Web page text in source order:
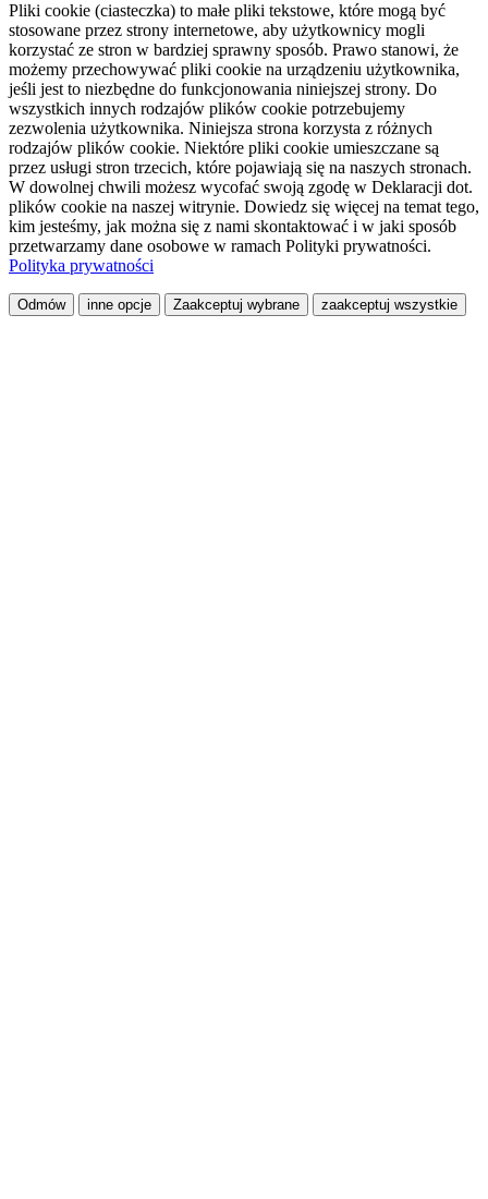
Pliki cookie (ciasteczka) to małe pliki tekstowe, które mogą być
stosowane przez strony internetowe, aby użytkownicy mogli
korzystać ze stron w bardziej sprawny sposób. Prawo stanowi, że
możemy przechowywać pliki cookie na urządzeniu użytkownika,
jeśli jest to niezbędne do funkcjonowania niniejszej strony. Do
wszystkich innych rodzajów plików cookie potrzebujemy
zezwolenia użytkownika. Niniejsza strona korzysta z różnych
rodzajów plików cookie. Niektóre pliki cookie umieszczane są
przez usługi stron trzecich, które pojawiają się na naszych stronach.
W dowolnej chwili możesz wycofać swoją zgodę w Deklaracji dot.
plików cookie na naszej witrynie. Dowiedz się więcej na temat tego,
kim jesteśmy, jak można się z nami skontaktować i w jaki sposób
przetwarzamy dane osobowe w ramach Polityki prywatności.
Polityka prywatności
Odmów inne opcje Zaakceptuj wybrane zaakceptuj wszystkie